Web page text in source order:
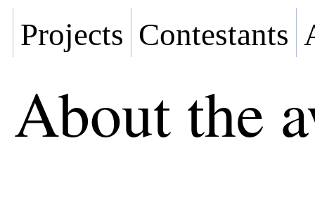
Projects Contestants
About the